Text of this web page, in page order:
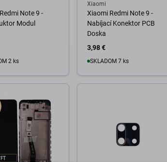
Note 9 -
Modul
2 ks
Xiaomi
Xiaomi Redmi Note 9 -
Nabíjací Konektor PCB
Doska
3,98 €
SKLADOM 7 ks